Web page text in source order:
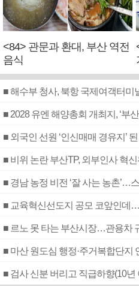
<84> 관문과 환대, 부산 역전
음식
■ 해수부 청사, 북항 국제여객터미
■ 2028 유엔 해양총회 개최지, ‘부
■ 외국인 선원 ‘인신매매 경유지’
■ 비위 논란 부산TP, 외부인사 혁신
■ 경남 농정 비전 ‘잘 사는 농촌’…
■ 교육혁신선도지 공모 코앞인데…
■ 르노 못 타는 부산시장…관용차
■ 마산 원도심 행정·주거복합단지